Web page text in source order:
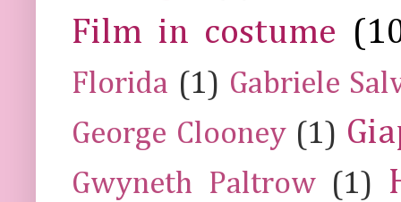
Film in costume
Florida (1) Gabriele
George Clooney (1)
Gwyneth Paltrow (1)